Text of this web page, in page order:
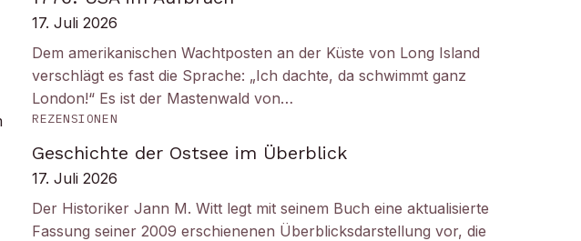
17. Juli 2026
Dem amerikanischen Wachtposten an der Küste von Long Island
verschlägt es fast die Sprache: „Ich dachte, da schwimmt ganz
London!“ Es ist der Mastenwald von…
REZENSIONEN
Geschichte der Ostsee im Überblick
17. Juli 2026
Der Historiker Jann M. Witt legt mit seinem Buch eine aktualisierte
Fassung seiner 2009 erschienenen Überblicksdarstellung vor, die